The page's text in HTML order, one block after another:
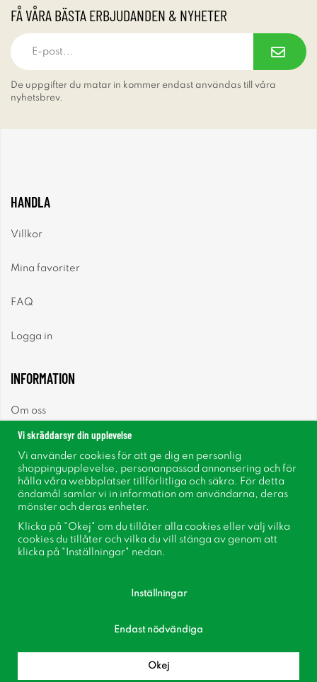
FÅ VÅRA BÄSTA ERBJUDANDEN & NYHETER
De uppgifter du matar in kommer endast användas till våra
nyhetsbrev.
HANDLA
Villkor
Mina favoriter
FAQ
Logga in
INFORMATION
Om oss
Nyhetsbrev
Om cookies
Inspiration
Bli medlem i vår kundklubb!
Vi skräddarsyr din upplevelse
Vi använder cookies för att ge dig en personlig
shoppingupplevelse, personanpassad annonsering och för
hålla våra webbplatser tillförlitliga och säkra. För detta
ändamål samlar vi in information om användarna, deras
mönster och deras enheter.
Klicka på "Okej" om du tillåter alla cookies eller välj vilka
cookies du tillåter och vilka du vill stänga av genom att
klicka på "Inställningar" nedan.
Inställningar
Endast nödvändiga
Okej